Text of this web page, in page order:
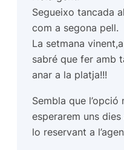
Segueixo tancada
com a segona pell.
La setmana
sabré que fer amb
anar a la platja!!!
Sembla que
esperarem uns
lo reservant a